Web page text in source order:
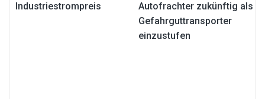
Industriestrompreis
Autofrachter zukünftig als
Gefahrguttransporter
einzustufen